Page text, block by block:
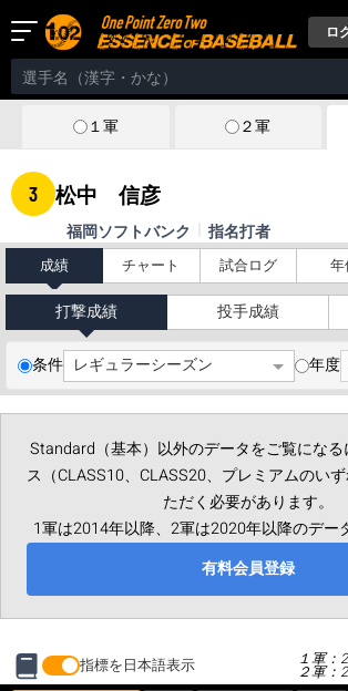
ロ
１軍 ２軍
3 松中 信彦
福岡ソフトバンク 指名打者
成績 チャート 試合ログ 年
打撃成績 投手成績
条件 年度
Standard（基本）以外のデータをご覧になる
ス（CLASS10、CLASS20、プレミアムのい
ただく必要があります。
1軍は2014年以降、2軍は2020年以降のデー
有料会員登録
指標を日本語表示 １軍
２軍